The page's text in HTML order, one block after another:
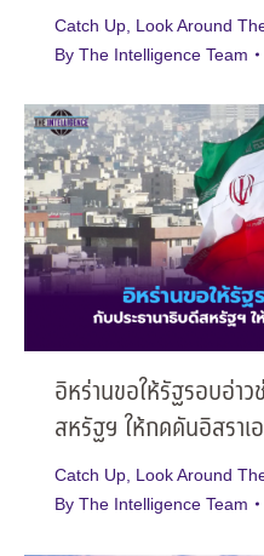
Catch Up Look Around
By The Intelligence Team
อิหร่านขอให้รัฐรอบอ่าว
สหรัฐฯ ให้กดดันอิสราเ
Catch Up Look Around
By The Intelligence Team